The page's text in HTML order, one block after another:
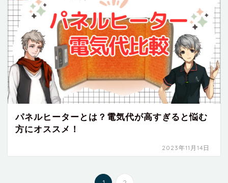
パネルヒーターとは？電気代が高すぎると悩む
方にオススメ！
2023年11月14日